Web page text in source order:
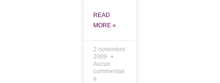
READ
MORE »
2 novembre
2009
Aucun
commentair
e